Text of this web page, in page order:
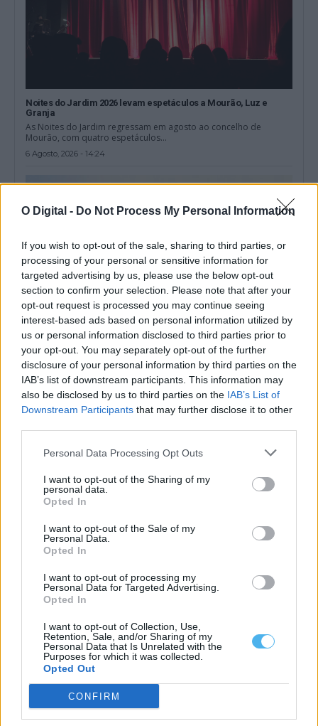
O Digital - Do Not Process My Personal Information
If you wish to opt-out of the sale, sharing to third parties, or
processing of your personal or sensitive information for
targeted advertising by us, please use the below opt-out
section to confirm your selection. Please note that after your
opt-out request is processed you may continue seeing
interest-based ads based on personal information utilized by
us or personal information disclosed to third parties prior to
your opt-out. You may separately opt-out of the further
disclosure of your personal information by third parties on the
IAB’s list of downstream participants. This information may
also be disclosed by us to third parties on the IAB’s List of
Downstream Participants that may further disclose it to other
Personal Data Processing Opt Outs
I want to opt-out of the Sharing of my
personal data.
Opted In
I want to opt-out of the Sale of my
Personal Data.
Opted In
I want to opt-out of processing my
Personal Data for Targeted Advertising.
Opted In
I want to opt-out of Collection, Use,
Retention, Sale, and/or Sharing of my
Personal Data that Is Unrelated with the
Purposes for which it was collected.
Opted Out
CONFIRM
Noites do Jardim 2026 levam espetáculos a Mourão, Luz e
Granja
As Noites do Jardim regressam em agosto ao concelho de
Mourão, com quatro espetáculos...
6 Agosto, 2026 - 14:24
RodOdemira: Há uma plataforma gratuita que centraliza
informação sobre os transportes no concelho
A RodOdemira é uma plataforma gratuita que centraliza
informação sobre os transportes no concelho...
6 Agosto, 2026 - 12:48
Instituto Cultural de Évora promove fichas pedagógicas
gratuitas sobre património e natureza
O Instituto Cultural de Évora (ICÉ) e o Repositório Pedagógico
promovem o Ciclo de...
6 Agosto, 2026 - 12:15